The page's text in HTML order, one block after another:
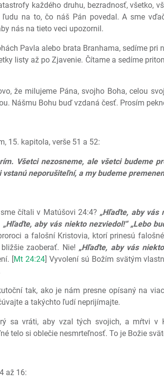
každého druhu, bezradnosť, všetko,
na to, čo náš Pán povedal. A sme
nás na tieto veci upozornil.
Pavla alebo brata Branhama, sedíme
listy až po Zjavenie. Čítame a sedíme
že milujeme Pána, svojho Boha, celou
Nášmu Bohu buď vzdaná česť. Prosím
15. kapitola, verše 51 a 52:
Všetci nezosneme, ale všetci budeme
neporušiteľní, a my budeme
čítali v Matúšovi 24:4? „Hľaďte, aby vás
„Hľaďte, aby vás niekto nezviedol!“ „Lebo
a falošní Kristovia, ktorí prinesú
zaoberať. Nie! „Hľaďte, aby vás
[Mt 24:24] Vyvolení sú Božím svätým
tak, ako je nám presne opísaný na
a takýchto ľudí neprijímajte.
sa vráti, aby vzal tých svojich, a mŕtvi v
telo si oblečie nesmrteľnosť. To je Božie
až 16: